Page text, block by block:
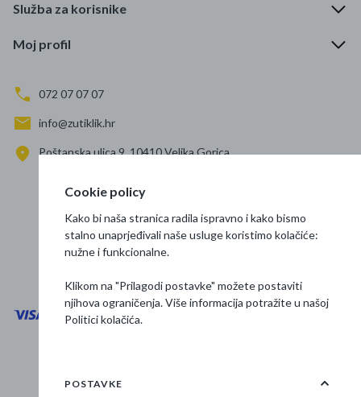
Služba za korisnike
Moj profil
072 07 07 07
info@zutiklik.hr
Poštanska ulica 9, 10410 Velika Gorica
Prati nas
Osnovne informacije
Cookie policy
Kako bi naša stranica radila ispravno i kako bismo
stalno unaprjeđivali naše usluge koristimo kolačiće:
nužne i funkcionalne.
Klikom na "Prilagodi postavke" možete postaviti
njihova ograničenja. Više informacija potražite u našoj
Politici kolačića.
POSTAVKE